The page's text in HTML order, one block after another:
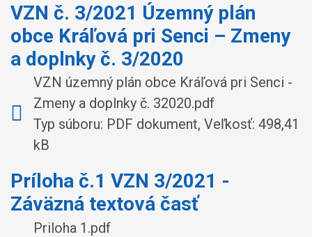
VZN č. 3/2021 Územný plán
obce Kráľová pri Senci – Zmeny
a doplnky č. 3/2020
VZN územný plán obce Kráľová pri Senci -
Zmeny a doplnky č. 32020.pdf
Typ súboru: PDF dokument, Veľkosť: 498,41
kB
Príloha č.1 VZN 3/2021 -
Záväzná textová časť
Priloha 1.pdf